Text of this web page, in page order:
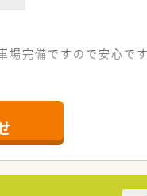
完備ですので安心です